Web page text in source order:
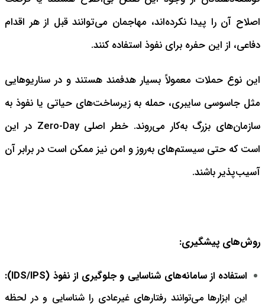
اصلاح آن را پیدا نکرده‌اند، مهاجمان می‌توانند قبل از هر اقدام
دفاعی، از این حفره برای نفوذ استفاده کنند.
این نوع حملات معمولاً بسیار هدفمند هستند و در سناریوهایی
مثل جاسوسی سایبری، حمله به زیرساخت‌های حیاتی یا نفوذ به
سازمان‌های بزرگ به‌کار می‌روند. خطر اصلی Zero-Day در این
است که حتی سیستم‌های به‌روز و امن نیز ممکن است در برابر آن
آسیب‌پذیر باشند.
روش‌های پیشگیری:
استفاده از سامانه‌های شناسایی و جلوگیری از نفوذ (IDS/IPS):
این ابزارها می‌توانند رفتارهای غیرعادی را شناسایی و در لحظه